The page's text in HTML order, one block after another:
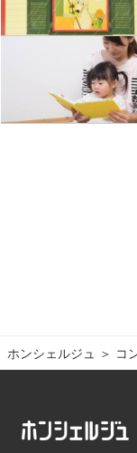
ホンシェルジュ ＞ コ